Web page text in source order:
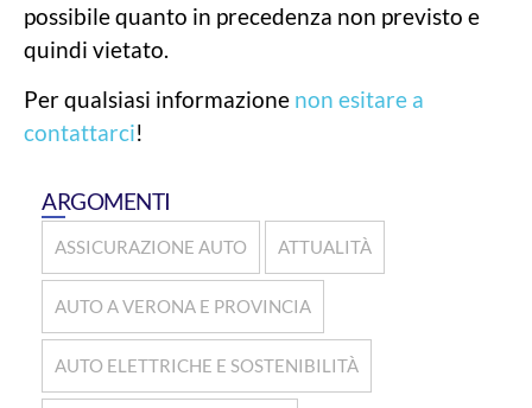
possibile quanto in precedenza non previsto e
quindi vietato.
Per qualsiasi informazione non esitare a
contattarci!
ARGOMENTI
ASSICURAZIONE AUTO ATTUALITÀ
AUTO A VERONA E PROVINCIA
AUTO ELETTRICHE E SOSTENIBILITÀ